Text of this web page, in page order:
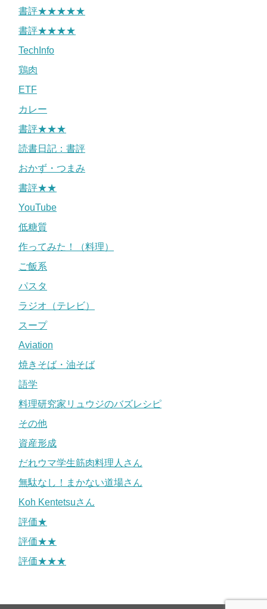
書評★★★★★
書評★★★★
TechInfo
鶏肉
ETF
カレー
書評★★★
読書日記：書評
おかず・つまみ
書評★★
YouTube
低糖質
作ってみた！（料理）
ご飯系
パスタ
ラジオ（テレビ）
スープ
Aviation
焼きそば・油そば
語学
料理研究家リュウジのバズレシピ
その他
資産形成
だれウマ学生筋肉料理人さん
無駄なし！まかない道場さん
Koh Kentetsuさん
評価★
評価★★
評価★★★